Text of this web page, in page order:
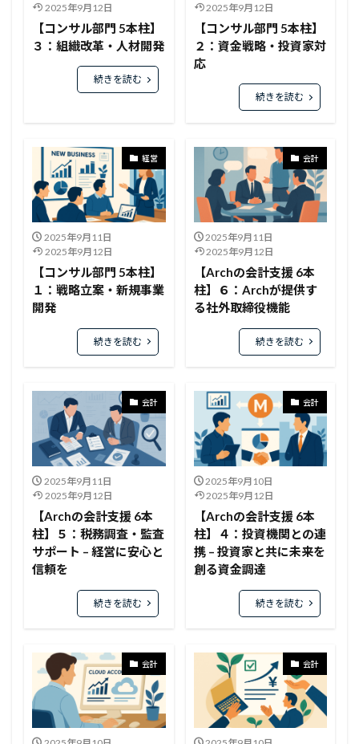
2025年9月12日
【コンサル部門 5本柱】
３：組織改革・人材開発
続きを読む
2025年9月12日
【コンサル部門 5本柱】
２：資金戦略・投資家対
応
続きを読む
経営
2025年9月11日
2025年9月12日
【コンサル部門 5本柱】
１：戦略立案・新規事業
開発
続きを読む
会計
2025年9月11日
2025年9月12日
【Archの会計支援 6本
柱】６：Archが提供す
る社外取締役機能
続きを読む
会計
2025年9月11日
2025年9月12日
【Archの会計支援 6本
柱】５：税務調査・監査
サポート – 経営に安心と
信頼を
続きを読む
会計
2025年9月10日
2025年9月12日
【Archの会計支援 6本
柱】４：投資機関との連
携 – 投資家と共に未来を
創る資金調達
続きを読む
会計 会計